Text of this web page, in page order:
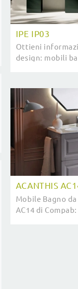
IPE IP03
Ottieni
design: mobili
ACANTHIS
Mobile Bagno
AC14 di